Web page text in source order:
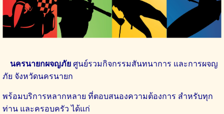
นครนายกผจญภัยศูนย์รวมกิจกรรมสันทนาการ และการผจญ
ภัย จังหวัดนครนายก
พร้อมบริการหลากหลาย ที่ตอบสนองความต้องการ สำหรับทุก
ท่าน และครอบครัว ได้แก่